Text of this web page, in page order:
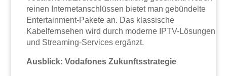
reinen Internetanschlüssen bietet man gebündelte
Entertainment-Pakete an. Das klassische
Kabelfernsehen wird durch moderne IPTV-Lösungen
und Streaming-Services ergänzt.
Ausblick: Vodafones Zukunftsstrategie